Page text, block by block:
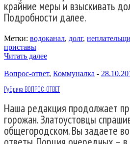
крайние меры и взыскивать
Подробности далее.
Метки: водоканал, долг,
приставы
Читать далее
Вопрос-ответ, Коммуналка -
Рубрика ВОПРОС-ОТВЕТ
Наша редакция продолжает
горожан. Златоустовцы
общегородском. Вы задаете